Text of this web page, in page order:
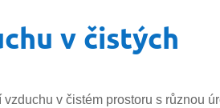
v čistých
v čistém prostoru s různou